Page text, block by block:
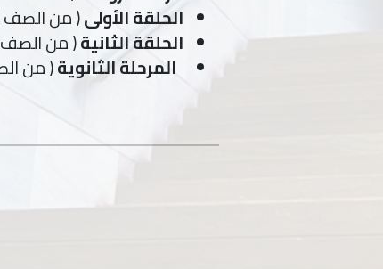
الحلقة الأولى( من الصف
الحلقة الثانية( من الصف
المرحلة الثانوية( من